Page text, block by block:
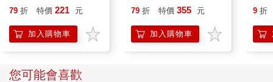
79 折 特價 221 元
加入購物車
79 折 特價 355 元
加入購物車
性篇
9 折
您可能會喜歡